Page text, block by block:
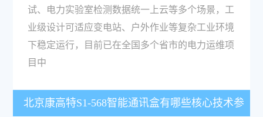
试、电力实验室检测数据统一上云等多个场景，工
业级设计可适应变电站、户外作业等复杂工业环境
下稳定运行，目前已在全国多个省市的电力运维项
目中
北京康高特S1-568智能通讯盒有哪些核心技术参